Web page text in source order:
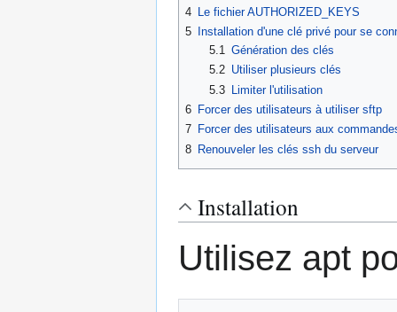
4 Le fichier AUTHORIZED_KEYS
5
Installation d'une clé privé pour se
5.1
Génération des clés
5.2 Utiliser plusieurs clés
5.3 Limiter l'utilisation
6 Forcer des utilisateurs à utiliser sftp
7 Forcer des utilisateurs aux
8 Renouveler les clés ssh du serveur
Installation
Utilisez apt